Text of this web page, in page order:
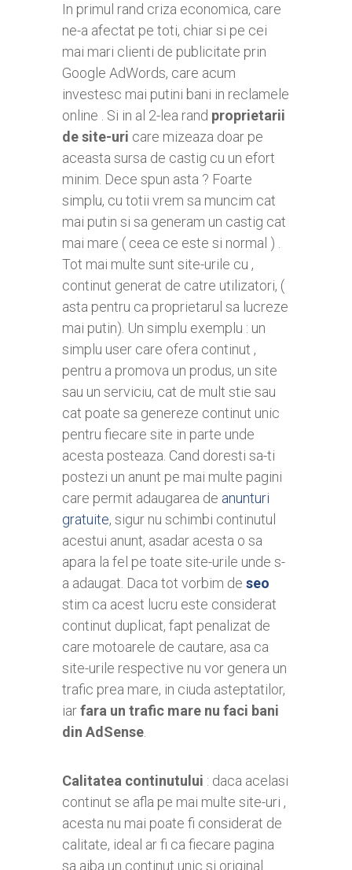
In primul rand criza economica, care
ne-a afectat pe toti, chiar si pe cei
mai mari clienti de publicitate prin
Google AdWords, care acum
investesc mai putini bani in reclamele
online . Si in al 2-lea rand proprietarii
de site-uri care mizeaza doar pe
aceasta sursa de castig cu un efort
minim. Dece spun asta ? Foarte
simplu, cu totii vrem sa muncim cat
mai putin si sa generam un castig cat
mai mare ( ceea ce este si normal ) .
Tot mai multe sunt site-urile cu ,
continut generat de catre utilizatori, (
asta pentru ca proprietarul sa lucreze
mai putin). Un simplu exemplu : un
simplu user care ofera continut ,
pentru a promova un produs, un site
sau un serviciu, cat de mult stie sau
cat poate sa genereze continut unic
pentru fiecare site in parte unde
acesta posteaza. Cand doresti sa-ti
postezi un anunt pe mai multe pagini
care permit adaugarea de anunturi
gratuite, sigur nu schimbi continutul
acestui anunt, asadar acesta o sa
apara la fel pe toate site-urile unde s-
a adaugat. Daca tot vorbim de seo
stim ca acest lucru este considerat
continut duplicat, fapt penalizat de
care motoarele de cautare, asa ca
site-urile respective nu vor genera un
trafic prea mare, in ciuda asteptatilor,
iarfara un trafic mare nu faci bani
din AdSense
Calitatea continutului : daca acelasi
continut se afla pe mai multe site-uri ,
acesta nu mai poate fi considerat de
calitate, ideal ar fi ca fiecare pagina
sa aiba un continut unic si original.